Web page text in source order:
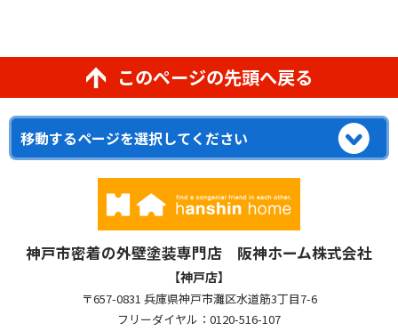
このページの先頭へ戻る
神戸市密着の外壁塗装専門店 阪神ホーム株式会社
【神戸店】
〒657-0831 兵庫県神戸市灘区水道筋3丁目7-6
フリーダイヤル：0120-516-107